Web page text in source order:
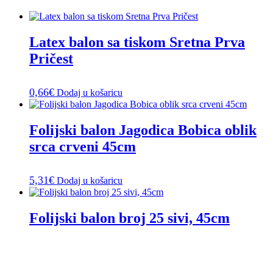
Latex balon sa tiskom Sretna Prva
Pričest
0,66€ Dodaj u košaricu
Folijski balon Jagodica Bobica oblik
srca crveni 45cm
5,31€ Dodaj u košaricu
Folijski balon broj 25 sivi, 45cm